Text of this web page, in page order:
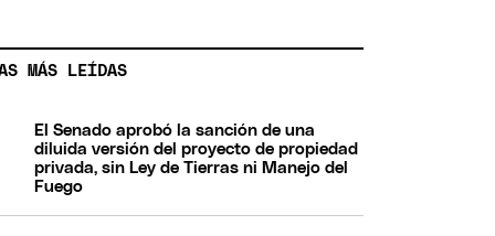
MÁS LEÍDAS
El Senado aprobó la sanción de una
diluida versión del proyecto de propiedad
privada, sin Ley de Tierras ni Manejo del
Fuego